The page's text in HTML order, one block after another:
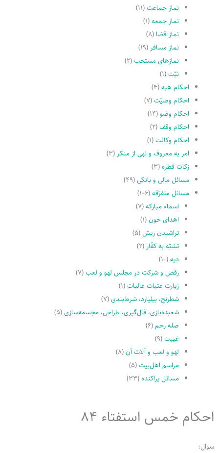
نماز جماعت(۱۱)
نماز جمعه(۱)
نماز قضا(۸)
نماز مسافر (۱۹)
نمازهاى مستحب(۲)
نیّت(۱)
احکام هبه(۴)
احکام وصیّت(۷)
احکام وضو(۱۴)
احکام وقف(۲)
احکام وکالت(۱)
امر به معروف و نهى از منکر (۳)
زکات فطره(۳)
مسائل مالی و بانکی(۴۹)
مسائل متفرّقه(۱۰۶)
اسماء مبارکه(۷)
اهدای خون(۱)
تراشیدن ریش(۵)
تشبّه به کفّار (۲)
دیه(۱۰)
رقص و شرکت در مجلس لهو و لعب(۷)
زیارت عتبات عالیات(۱)
شطرنج، بیلیارد، شرط‌بندی(۷)
شعبده‌بازی، فال‌گیری، طراحی، مجسمه‌سازی(۵)
صله رحم(۶)
غیبت(۹)
لهو و لعب و آلات آن(۸)
مراسم اهل‌بیت(۵)
مسائل پراکنده(۳۳)
احکام خمس استفتاء 84
سوال: